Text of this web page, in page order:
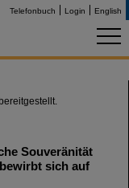
Telefonbuch Login English
Souveränität
sich auf